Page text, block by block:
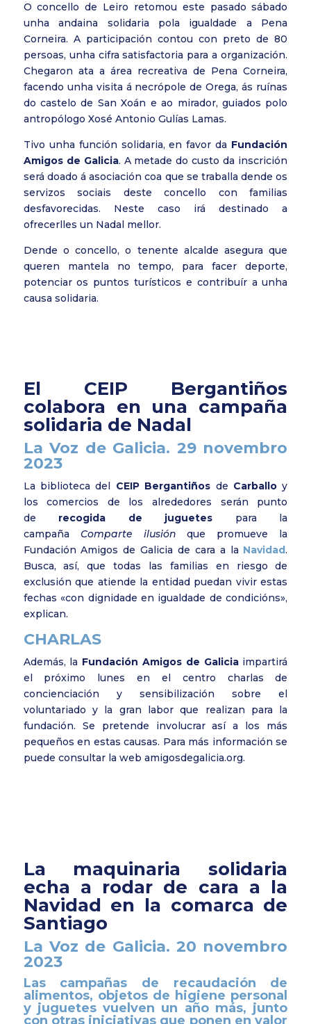
O concello de Leiro retomou este pasado sábado
unha andaina solidaria pola igualdade a Pena
Corneira. A participación contou con preto de 80
persoas, unha cifra satisfactoria para a organización.
Chegaron ata a área recreativa de Pena Corneira,
facendo unha visita á necrópole de Orega, ás ruínas
do castelo de San Xoán e ao mirador, guiados polo
antropólogo Xosé Antonio Gulías Lamas.
Tivo unha función solidaria, en favor da Fundación
Amigos de Galicia. A metade do custo da inscrición
será doado á asociación coa que se traballa dende os
servizos sociais deste concello con familias
desfavorecidas. Neste caso irá destinado a
ofrecerlles un Nadal mellor.
Dende o concello, o tenente alcalde asegura que
queren mantela no tempo, para facer deporte,
potenciar os puntos turísticos e contribuír a unha
causa solidaria.
El CEIP Bergantiños
colabora en una campaña
solidaria de Nadal
La Voz de Galicia. 29 novembro
2023
La biblioteca del CEIP Bergantiños de Carballo y
los comercios de los alrededores serán punto
de recogida de juguetes para la
campaña Comparte ilusión que promueve la
Fundación Amigos de Galicia de cara a la Navidad.
Busca, así, que todas las familias en riesgo de
exclusión que atiende la entidad puedan vivir estas
fechas «con dignidade en igualdade de condicións»,
explican.
CHARLAS
Además, la Fundación Amigos de Galiciaimpartirá
el próximo lunes en el centro charlas de
concienciación y sensibilización sobre el
voluntariado y la gran labor que realizan para la
fundación. Se pretende involucrar así a los más
pequeños en estas causas. Para más información se
puede consultar la web amigosdegalicia.org.
La maquinaria solidaria
echa a rodar de cara a la
Navidad en la comarca de
Santiago
La Voz de Galicia. 20 novembro
2023
Las campañas de recaudación de
alimentos, objetos de higiene personal
y juguetes vuelven un año más, junto
con otras iniciativas que ponen en valor